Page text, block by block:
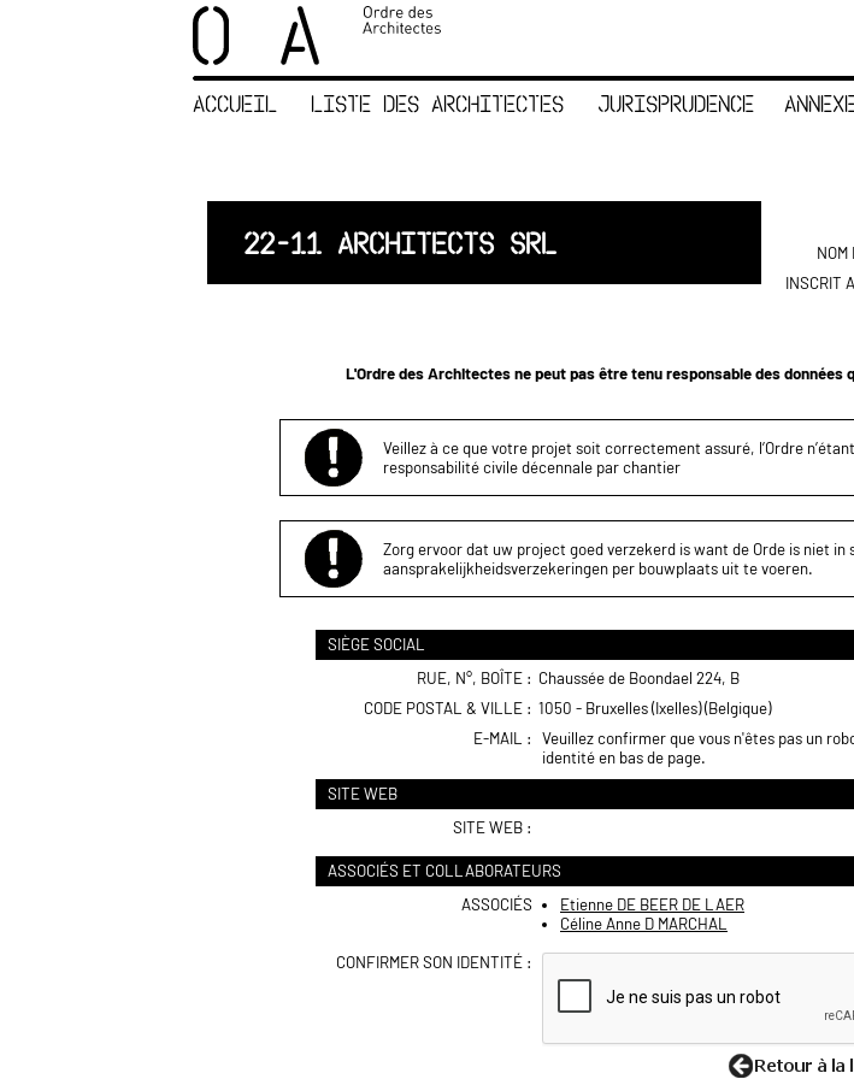
ACCUEIL LISTE DES ARCHITECTES JURISPRUDENCE
22-11 ARCHITECTS SRL
NOM
INSCRIT
L'Ordre des Architectes ne peut pas être tenu responsable des
Veillez à ce que votre projet soit correctement assuré, l’Ordre
responsabilité civile décennale par chantier
Zorg ervoor dat uw project goed verzekerd is want de Orde is niet
aansprakelijkheidsverzekeringen per bouwplaats uit te voeren.
SIÈGE SOCIAL
RUE, N°, BOÎTE : Chaussée de Boondael 224, B
CODE POSTAL & VILLE : 1050 - Bruxelles (Ixelles) (Belgique)
E-MAIL :
Veuillez confirmer que vous n'êtes pas un
identité en bas de page.
SITE WEB
SITE WEB :
ASSOCIÉS ET COLLABORATEURS
ASSOCIÉS
Etienne DE BEER DE LAER
Céline Anne D MARCHAL
CONFIRMER SON IDENTITÉ :